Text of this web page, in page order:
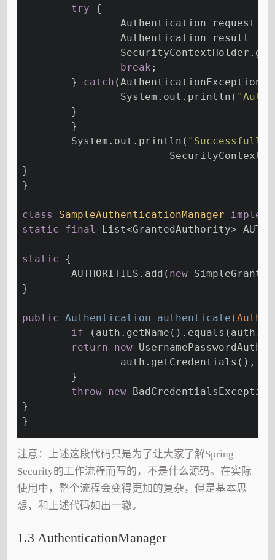
try {
		Authentication request =
Authentication result =
break ;
	}
catch (AuthenticationException
		System.out.println(
	}
	}
	System.out.println(
}
}
class SampleAuthenticationManager
static
final List<GrantedAuthority>
static {
	AUTHORITIES.add(
new
}
public Authentication authenticate
if
return
new
auth.getCredentials(),
	}
throw new
}
}
注意：上述这段代码只是为了让大家了解Spring
Security的工作流程而写的，不是什么源码。在实际
使用中，整个流程会变得更加的复杂，但是基本思
想，和上述代码如出一辙。
1.3 AuthenticationManager